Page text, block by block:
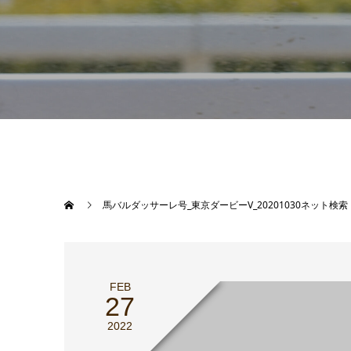
馬バルダッサーレ号_東京ダービーV_20201030ネット検索
FEB
27
2022